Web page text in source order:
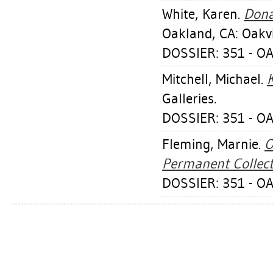
White, Karen.
Oakland, CA:
DOSSIER: 351 -
Mitchell, Michael.
Galleries.
DOSSIER: 351 -
Fleming, Marnie.
Permanent
DOSSIER: 351 -